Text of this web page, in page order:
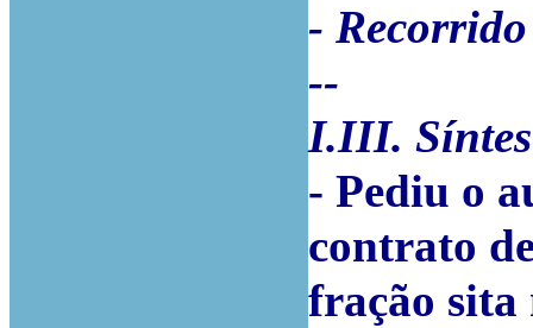
-
--
I.III.
- Pediu o
contrato
fração sita